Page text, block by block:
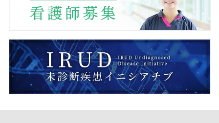
感染制御センター
臨床研究管理センター
臨床研修センター